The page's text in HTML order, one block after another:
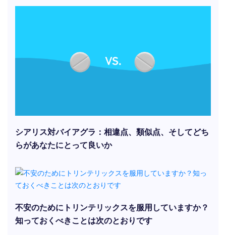
シアリス対バイアグラ：相違点、類似点、そしてどち
らがあなたにとって良いか
不安のためにトリンテリックスを服用していますか？
知っておくべきことは次のとおりです